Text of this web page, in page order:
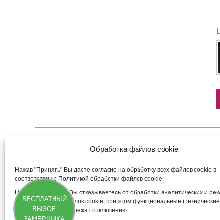
Обработка файлов cookie
Нажав "Принять" Вы даете согласие на обработку всех файлов cookie в
соответствии с Политикой обработки файлов cookie.
Нажав "Отклонить" Вы отказываетесь от обработки аналитических и
(маркетинговых) файлов cookie, при этом функциональные
файлы cookie не подлежат отключению.
4AV.O
47 909₽
1.8P.O
13
БЕСПЛАТНЫЙ
ВЫЗОВ